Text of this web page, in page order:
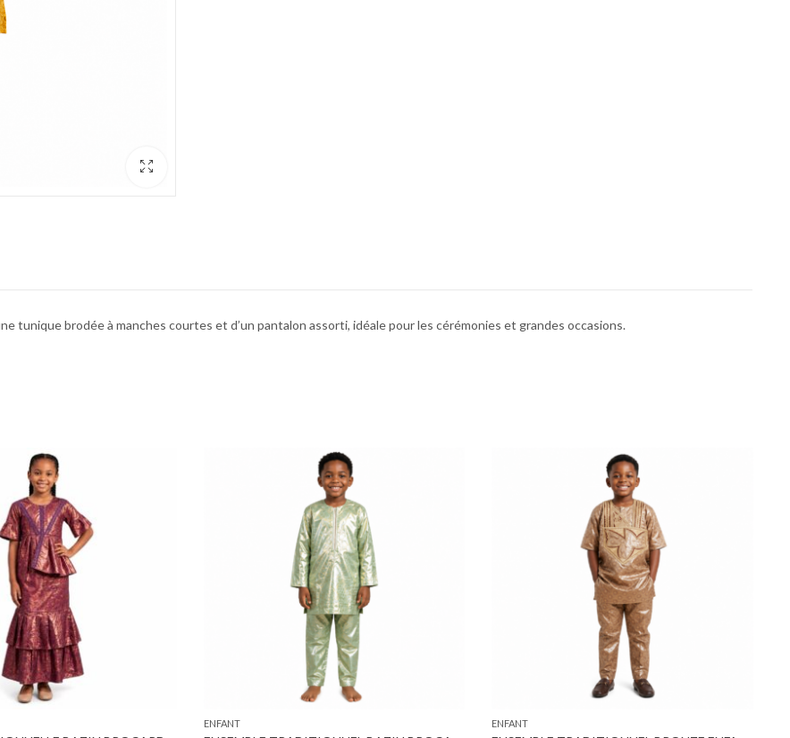
tunique brodée à manches courtes et d’un pantalon assorti, idéale pour les cérémonies et grandes occasions.
ENFANT ENFANT